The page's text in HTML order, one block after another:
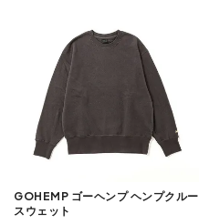
GOHEMP ゴーヘンプ ヘンプクルー
スウェット